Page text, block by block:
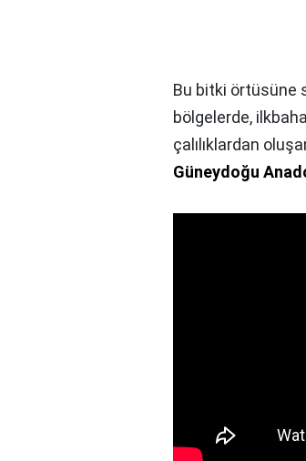
Bu bitki örtüsüne
bölgelerde,
çalılıklardan
Güneydoğu